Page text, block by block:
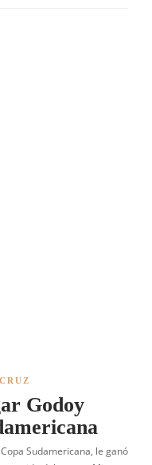
Godoy
Sudamericana, le ganó